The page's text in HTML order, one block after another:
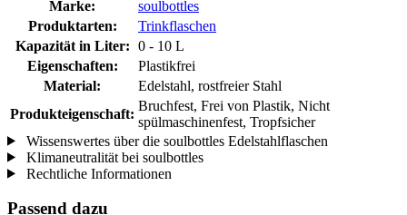
Marke:
soulbottles
Produktarten:
Trinkflaschen
Kapazität in Liter: 0 - 10 L
Eigenschaften:
Plastikfrei
Material:
Edelstahl, rostfreier Stahl
Produkteigenschaft:
Bruchfest, Frei von Plastik, Nicht
spülmaschinenfest, Tropfsicher
Wissenswertes über die soulbottles Edelstahlflaschen
Klimaneutralität bei soulbottles
Rechtliche Informationen
Passend dazu